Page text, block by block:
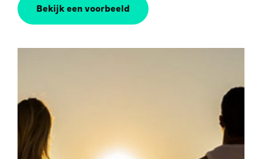
Bekijk een voorbeeld